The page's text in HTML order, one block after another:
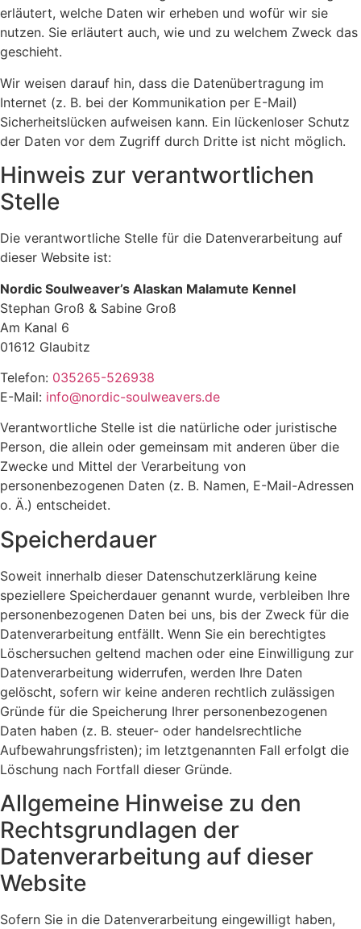
erläutert, welche Daten wir erheben und wofür wir sie
nutzen. Sie erläutert auch, wie und zu welchem Zweck das
geschieht.
Wir weisen darauf hin, dass die Datenübertragung im
Internet (z. B. bei der Kommunikation per E-Mail)
Sicherheitslücken aufweisen kann. Ein lückenloser Schutz
der Daten vor dem Zugriff durch Dritte ist nicht möglich.
Hinweis zur verantwortlichen
Stelle
Die verantwortliche Stelle für die Datenverarbeitung auf
dieser Website ist:
Nordic Soulweaver’s Alaskan Malamute Kennel
Stephan Groß & Sabine Groß
Am Kanal 6
01612 Glaubitz
Telefon: 035265-526938
E-Mail: info@nordic-soulweavers.de
Verantwortliche Stelle ist die natürliche oder juristische
Person, die allein oder gemeinsam mit anderen über die
Zwecke und Mittel der Verarbeitung von
personenbezogenen Daten (z. B. Namen, E-Mail-Adressen
o. Ä.) entscheidet.
Speicherdauer
Soweit innerhalb dieser Datenschutzerklärung keine
speziellere Speicherdauer genannt wurde, verbleiben Ihre
personenbezogenen Daten bei uns, bis der Zweck für die
Datenverarbeitung entfällt. Wenn Sie ein berechtigtes
Löschersuchen geltend machen oder eine Einwilligung zur
Datenverarbeitung widerrufen, werden Ihre Daten
gelöscht, sofern wir keine anderen rechtlich zulässigen
Gründe für die Speicherung Ihrer personenbezogenen
Daten haben (z. B. steuer- oder handelsrechtliche
Aufbewahrungsfristen); im letztgenannten Fall erfolgt die
Löschung nach Fortfall dieser Gründe.
Allgemeine Hinweise zu den
Rechtsgrundlagen der
Datenverarbeitung auf dieser
Website
Sofern Sie in die Datenverarbeitung eingewilligt haben,